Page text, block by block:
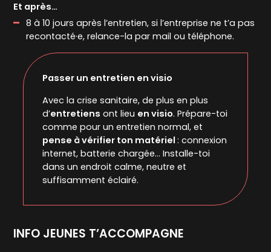
Et après…
8 à 10 jours après l’entretien, si l’entreprise ne t’a pas
recontacté·e, relance-la par mail ou téléphone.
Passer un entretien en visio
Avec la crise sanitaire, de plus en plus
d’entretiens ont lieu en visio. Prépare-toi
comme pour un entretien normal, et
pense à vérifier ton matériel : connexion
internet, batterie chargée... Installe-toi
dans un endroit calme, neutre et
suffisamment éclairé.
INFO JEUNES T’ACCOMPAGNE